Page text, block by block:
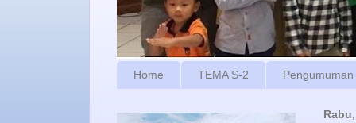
Home TEMA S-2 Pengumuman